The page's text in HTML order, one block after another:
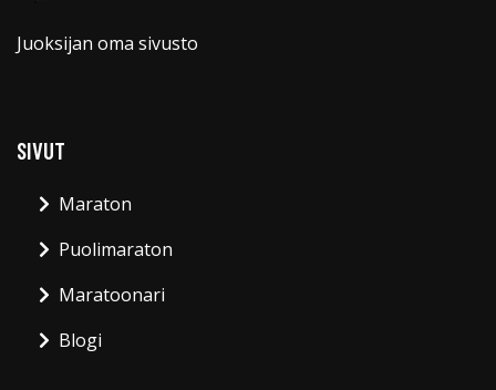
Juoksijan oma sivusto
SIVUT
Maraton
Puolimaraton
Maratoonari
Blogi